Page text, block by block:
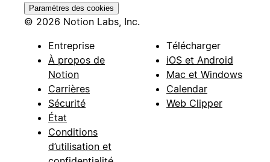
Paramètres des cookies
© 2026 Notion Labs, Inc.
Entreprise
À propos de
Notion
Carrières
Sécurité
État
Conditions
d’utilisation et
Télécharger
iOS et Android
Mac et Windows
Calendar
Web Clipper